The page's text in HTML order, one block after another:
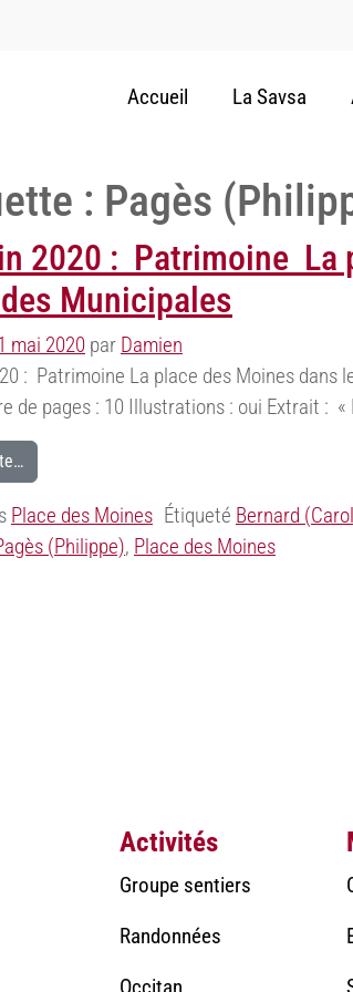
Accueil La Savsa
: Pagès
2020 : Patrimoine La
Municipales
mai 2020 par Damien
: Patrimoine La place des Moines dans
de pages : 10 Illustrations : oui Extrait : «
Place des Moines Étiqueté Bernard
(Philippe), Place des Moines
Activités
Groupe sentiers
Randonnées